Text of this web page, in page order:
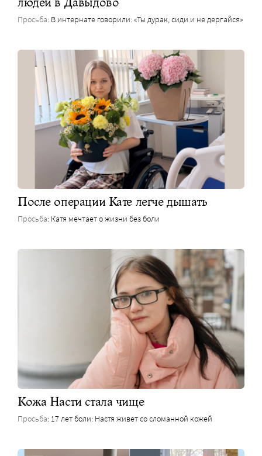
Просьба: В интернате говорили: «Ты дурак, сиди и не дергайся»
После операции Кате легче дышать
Просьба: Катя мечтает о жизни без боли
Кожа Насти стала чище
Просьба: 17 лет боли: Настя живет со сломанной кожей